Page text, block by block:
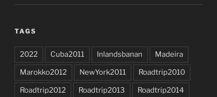
TAGS
2022 Cuba2011 Inlandsbanan Madeira
Marokko2012 NewYork2011 Roadtrip2010
Roadtrip2012 Roadtrip2013 Roadtrip2014